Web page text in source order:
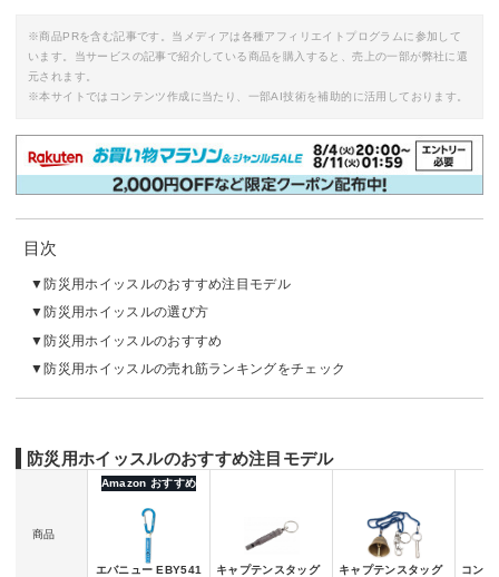
※商品PRを含む記事です。当メディアは各種アフィリエイトプログラムに参加して
います。当サービスの記事で紹介している商品を購入すると、売上の一部が弊社に還
元されます。
※本サイトではコンテンツ作成に当たり、一部AI技術を補助的に活用しております。
目次
防災用ホイッスルのおすすめ注目モデル
防災用ホイッスルの選び方
防災用ホイッスルのおすすめ
防災用ホイッスルの売れ筋ランキングをチェック
防災用ホイッスルのおすすめ注目モデル
商品
Amazon おすすめ
エバニュー EBY541
キャプテンスタッグ
キャプテンスタッグ
コンパ